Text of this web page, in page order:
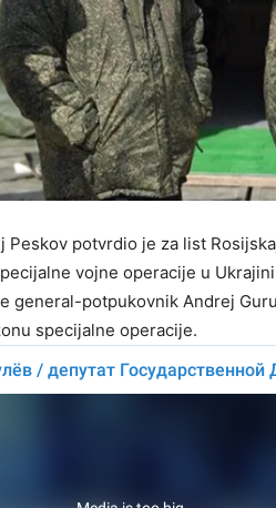
potvrdio je za list
vojne operacije u
general-potpukovnik Andrej
specijalne operacije.